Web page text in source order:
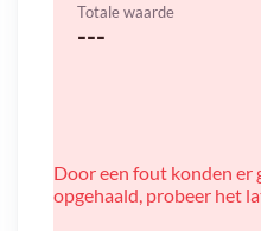
Totale waarde
---
Door een fout konden er
opgehaald, probeer het